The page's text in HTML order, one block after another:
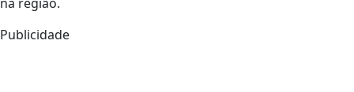
Publicidade